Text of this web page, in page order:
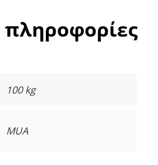
100 kg
MUA